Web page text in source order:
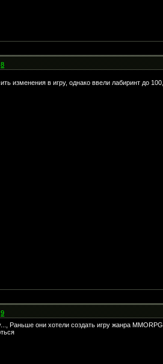
8
изменения в игру, однако ввели лабиринт до
9
Раньше они хотели создать игру жанра